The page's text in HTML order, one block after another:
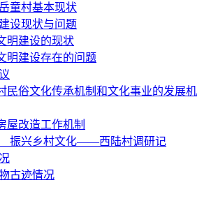
童村基本现状
设现状与问题
明建设的现状
明建设存在的问题
民俗文化传承机制和文化事业的发展机
屋改造工作机制
振兴乡村文化——西陆村调研记
古迹情况